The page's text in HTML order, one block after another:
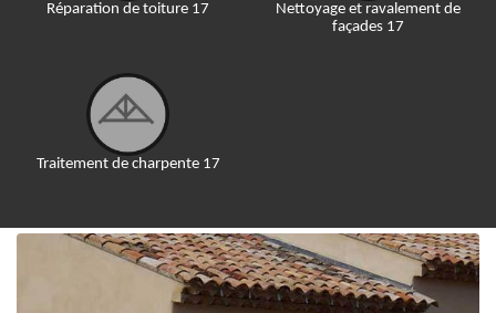
Réparation de toiture 17
Traitement de charpente 17
Nettoyage et ravalement de
façades 17